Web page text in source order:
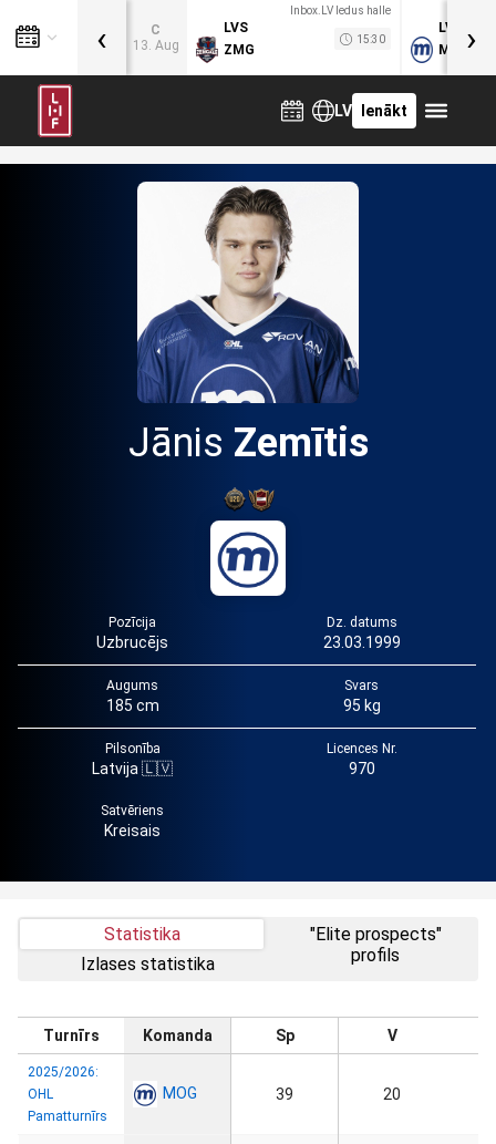
C
13. Aug
Inbox.LV ledus halle
LVS
ZMG
15:30
LVB
MOG
‹ ›
LV Ienākt
Jānis Zemītis
Pozīcija
Uzbrucējs
Dz. datums
23.03.1999
Augums
185 cm
Svars
95 kg
Pilsonība
Latvija 🇱🇻
Licences Nr.
970
Satvēriens
Kreisais
Statistika
Izlases statistika
"Elite prospects"
profils
Turnīrs Komanda Sp V
2025/2026:
OHL
Pamatturnīrs
MOG 39 20